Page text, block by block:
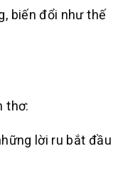
biến đổi như thế
thơ:
lời ru bắt đầu